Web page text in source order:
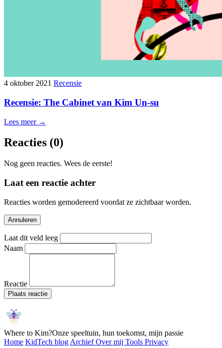
4 oktober 2021 Recensie
Recensie: The Cabinet van Kim Un-su
Lees meer →
Reacties (0)
Nog geen reacties. Wees de eerste!
Laat een reactie achter
Reacties worden gemodereerd voordat ze zichtbaar worden.
Annuleren
Laat dit veld leeg
Naam
Reactie
Plaats reactie
Where to Kim?Onze speeltuin, hun toekomst, mijn passie
Home KidTech blog ArchiefOver mij Tools Privacy